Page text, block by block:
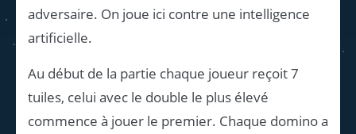
adversaire. On joue ici contre une intelligence
artificielle.
Au début de la partie chaque joueur reçoit 7
tuiles, celui avec le double le plus élevé
commence à jouer le premier. Chaque domino a